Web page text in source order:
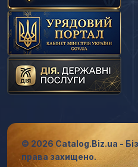
© 2026 Catalog.Biz.ua -
права захищено.